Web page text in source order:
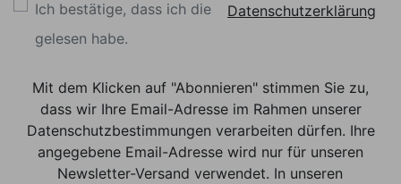
Ich bestätige, dass ich die
Datenschutzerklärung
gelesen habe.
Mit dem Klicken auf "Abonnieren" stimmen Sie zu,
dass wir Ihre Email-Adresse im Rahmen unserer
Datenschutzbestimmungen verarbeiten dürfen. Ihre
angegebene Email-Adresse wird nur für unseren
Newsletter-Versand verwendet. In unseren